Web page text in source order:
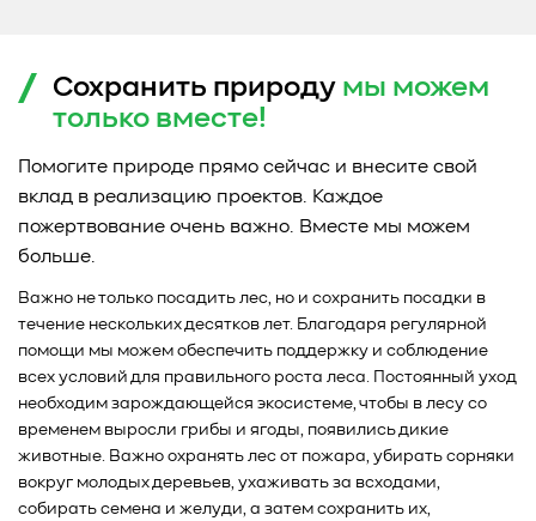
Сохранить природу мы можем
только вместе!
Помогите природе прямо сейчас и внесите свой
вклад в реализацию проектов. Каждое
пожертвование очень важно. Вместе мы можем
больше.
Важно не только посадить лес, но и сохранить посадки в
течение нескольких десятков лет. Благодаря регулярной
помощи мы можем обеспечить поддержку и соблюдение
всех условий для правильного роста леса. Постоянный уход
необходим зарождающейся экосистеме, чтобы в лесу со
временем выросли грибы и ягоды, появились дикие
животные. Важно охранять лес от пожара, убирать сорняки
вокруг молодых деревьев, ухаживать за всходами,
собирать семена и желуди, а затем сохранить их,